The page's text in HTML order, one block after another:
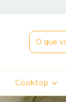
Cooktop